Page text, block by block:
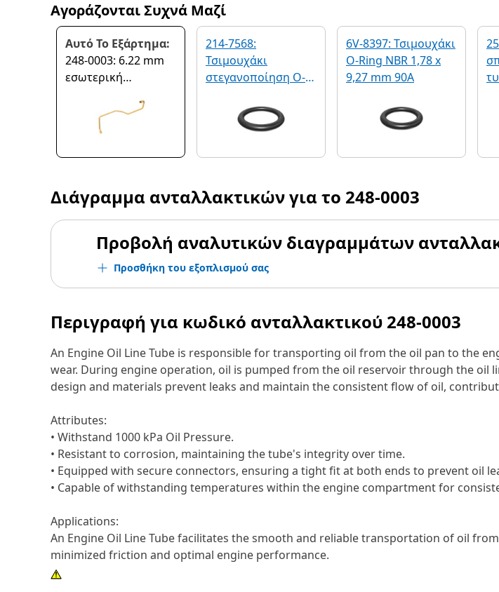
Αγοράζονται Συχνά Μαζί
Αυτό Το Εξάρτημα:
248-0003: 6.22 mm
εσωτερική
βραχίονας σωλήνα
214-7568:
Τσιμουχάκι
στεγανοποίηση O-
6V-8397: Τσιμουχάκι
O-Ring NBR 1,78 x
9,27 mm 90A
Διάγραμμα ανταλλακτικών για το 248-0003
Προβολή αναλυτικών διαγραμμάτων
Προσθήκη του εξοπλισμού σας
Περιγραφή για κωδικό ανταλλακτικού 248-0003
An Engine Oil Line Tube is responsible for transporting oil from the oil pan to the
wear. During engine operation, oil is pumped from the oil reservoir through the oil
design and materials prevent leaks and maintain the consistent flow of oil,
Attributes:
• Withstand 1000 kPa Oil Pressure.
• Resistant to corrosion, maintaining the tube's integrity over time.
• Equipped with secure connectors, ensuring a tight fit at both ends to prevent oil
• Capable of withstanding temperatures within the engine compartment for
Applications:
An Engine Oil Line Tube facilitates the smooth and reliable transportation of oil
minimized friction and optimal engine performance.